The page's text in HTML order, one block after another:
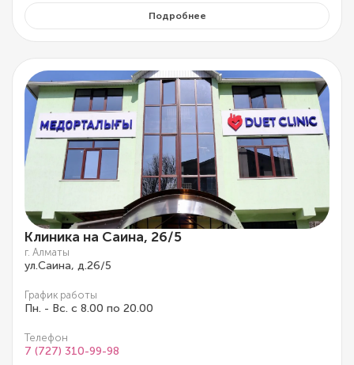
Подробнее
Клиника на Саина, 26/5
г. Алматы
ул.Саина, д.26/5
График работы
Пн. - Вс. с 8.00 по 20.00
Телефон
7 (727) 310-99-98